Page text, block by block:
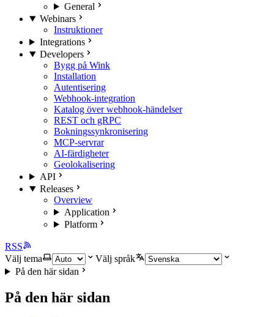
General
Webinars
Instruktioner
Integrations
Developers
Bygg på Wink
Installation
Autentisering
Webhook-integration
Katalog över webhook-händelser
REST och gRPC
Bokningssynkronisering
MCP-servrar
AI-färdigheter
Geolokalisering
API
Releases
Overview
Application
Platform
RSS
Välj tema
Välj språk
På den här sidan
På den här sidan